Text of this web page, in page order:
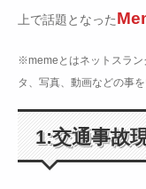
上で話題となった
※memeとはネットスラン
タ、写真、動画などの事を
1:交通事故